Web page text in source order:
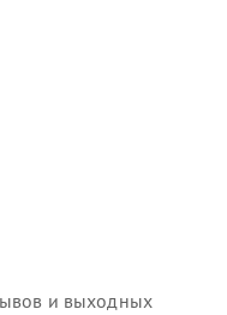
и выходных